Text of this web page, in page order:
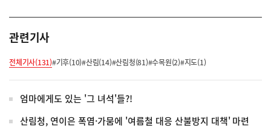
관련기사
전체기사(131)#기후(10)#산림(14)#산림청(81)#수목원(2)#지도(1)
엄마에게도 있는 '그 녀석'들?!
산림청, 연이은 폭염·가뭄에 '여름철 대응 산불방지 대책' 마련